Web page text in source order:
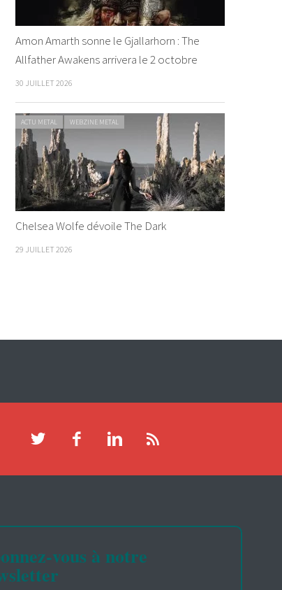
Amon Amarth sonne le Gjallarhorn : The
Allfather Awakens arrivera le 2 octobre
30 JUILLET 2026
ACTU METAL WEBZINE METAL
Chelsea Wolfe dévoile The Dark
29 JUILLET 2026
vous à notre